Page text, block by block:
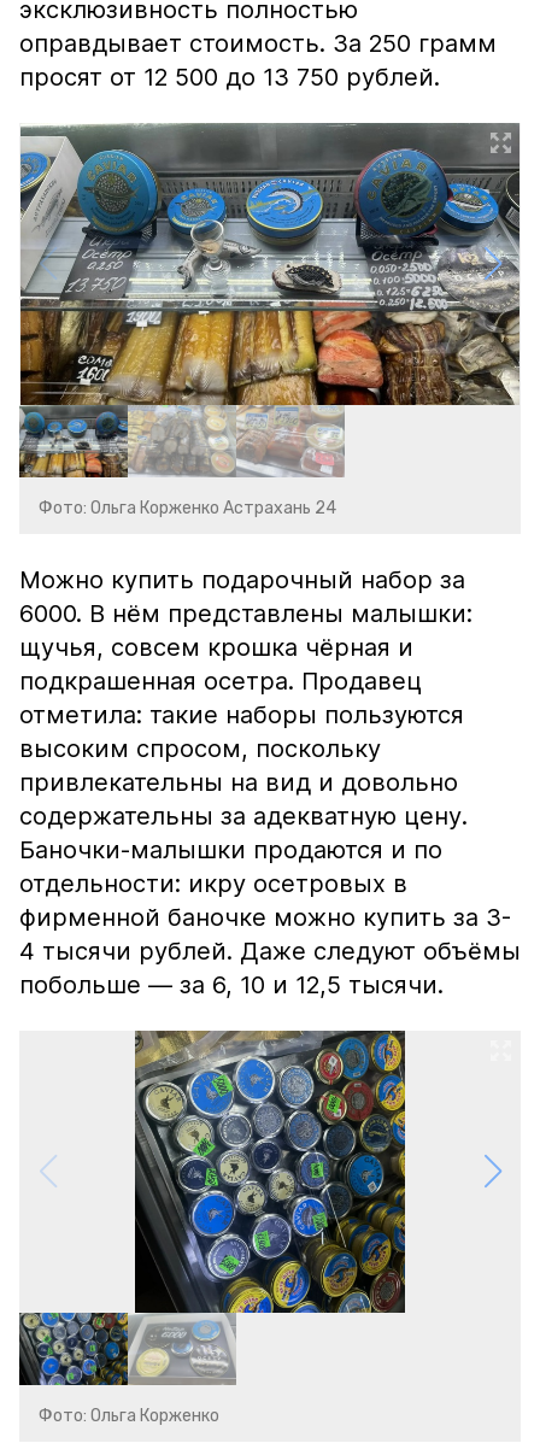
эксклюзивность полностью
оправдывает стоимость. За 250 грамм
просят от 12 500 до 13 750 рублей.
Фото: Ольга Корженко Астрахань 24
Можно купить подарочный набор за
6000. В нём представлены малышки:
щучья, совсем крошка чёрная и
подкрашенная осетра. Продавец
отметила: такие наборы пользуются
высоким спросом, поскольку
привлекательны на вид и довольно
содержательны за адекватную цену.
Баночки-малышки продаются и по
отдельности: икру осетровых в
фирменной баночке можно купить за 3-
4 тысячи рублей. Даже следуют объёмы
побольше — за 6, 10 и 12,5 тысячи.
Фото: Ольга Корженко